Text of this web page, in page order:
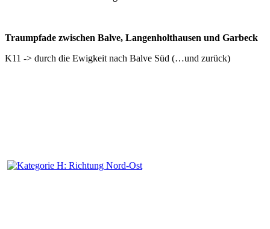
Traumpfade zwischen Balve, Langenholthausen und Garbeck
K11 -> durch die Ewigkeit nach Balve Süd (…und zurück)